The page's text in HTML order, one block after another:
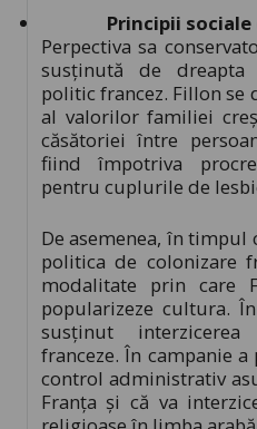
Principii
Perpectiva sa
susținută de
politic francez. Fillon se
al valorilor familiei
căsătoriei între
fiind împotriva
pentru cuplurile de
De asemenea, în timpul
politica de colonizare
modalitate prin care
popularizeze cultura.
susținut
franceze. În campanie
control administrativ
Franța și că va